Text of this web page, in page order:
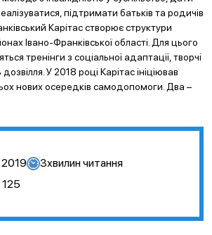
підтримати батьків та родичів
Карітас створює структури
Івано-Франківської області. Для цього
тренінги з соціальної адаптації, творчі
У 2018 році Карітас ініціював
нових осередків самодопомоги. Два –
3хвилин читання
125